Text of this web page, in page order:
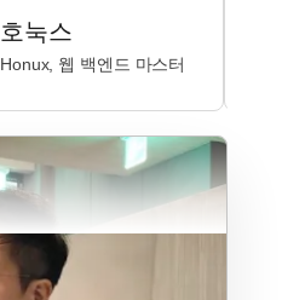
호눅스
Honux, 웹 백엔드 마스터